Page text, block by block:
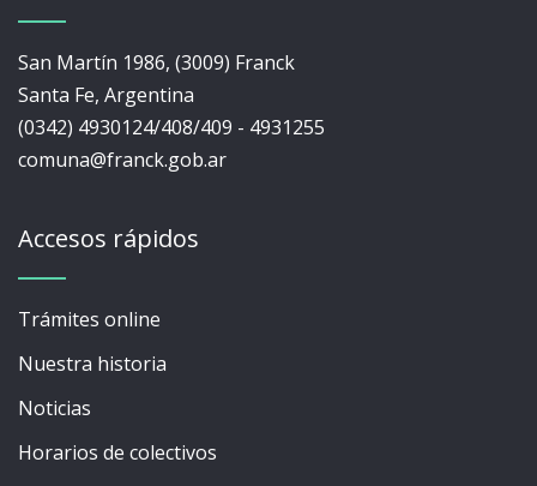
San Martín 1986, (3009) Franck
Santa Fe, Argentina
(0342) 4930124/408/409 - 4931255
comuna@franck.gob.ar
Accesos rápidos
Trámites online
Nuestra historia
Noticias
Horarios de colectivos